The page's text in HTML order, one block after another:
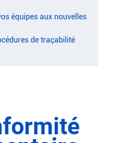
équipes aux nouvelles
de traçabilité